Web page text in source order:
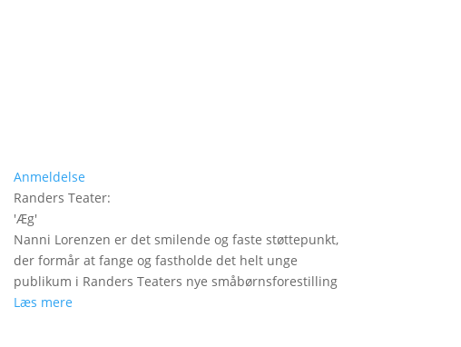
Anmeldelse
Randers Teater:
'Æg'
Nanni Lorenzen er det smilende og faste støttepunkt,
der formår at fange og fastholde det helt unge
publikum i Randers Teaters nye småbørnsforestilling
Læs mere